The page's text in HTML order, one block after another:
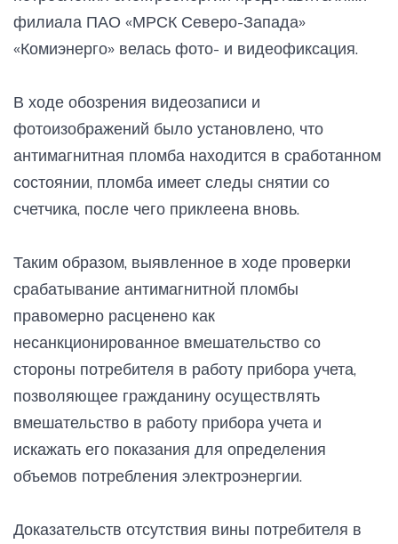
филиала ПАО «МРСК Северо-Запада»
«Комиэнерго» велась фото- и видеофиксация.
В ходе обозрения видеозаписи и
фотоизображений было установлено, что
антимагнитная пломба находится в сработанном
состоянии, пломба имеет следы снятии со
счетчика, после чего приклеена вновь.
Таким образом, выявленное в ходе проверки
срабатывание антимагнитной пломбы
правомерно расценено как
несанкционированное вмешательство со
стороны потребителя в работу прибора учета,
позволяющее гражданину осуществлять
вмешательство в работу прибора учета и
искажать его показания для определения
объемов потребления электроэнергии.
Доказательств отсутствия вины потребителя в